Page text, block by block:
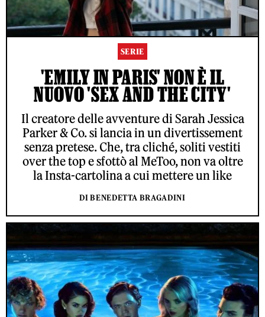
SERIE
'EMILY IN PARIS' NON È IL
NUOVO 'SEX AND THE CITY'
Il creatore delle avventure di Sarah Jessica
Parker & Co. si lancia in un divertissement
senza pretese. Che, tra cliché, soliti vestiti
over the top e sfottò al MeToo, non va oltre
la Insta-cartolina a cui mettere un like
DI BENEDETTA BRAGADINI